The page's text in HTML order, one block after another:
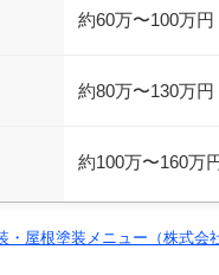
約60万〜100万円
約80万〜130万円
約100万〜160万
屋根塗装メニュー（株式会